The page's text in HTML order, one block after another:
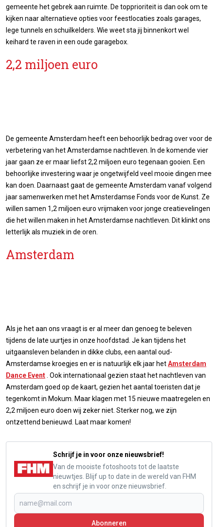
gemeente het gebrek aan ruimte. De topprioriteit is dan ook om te
kijken naar alternatieve opties voor feestlocaties zoals garages,
lege tunnels en schuilkelders. Wie weet sta jij binnenkort wel
keihard te raven in een oude garagebox.
2,2 miljoen euro
De gemeente Amsterdam heeft een behoorlijk bedrag over voor de
verbetering van het Amsterdamse nachtleven. In de komende vier
jaar gaan ze er maar liefst 2,2 miljoen euro tegenaan gooien. Een
behoorlijke investering waar je ongetwijfeld veel mooie dingen mee
kan doen. Daarnaast gaat de gemeente Amsterdam vanaf volgend
jaar samenwerken met het Amsterdamse Fonds voor de Kunst. Ze
willen samen 1,2 miljoen euro vrijmaken voor jonge creatievelingen
die het willen maken in het Amsterdamse nachtleven. Dit klinkt ons
letterlijk als muziek in de oren.
Amsterdam
Als je het aan ons vraagt is er al meer dan genoeg te beleven
tijdens de late uurtjes in onze hoofdstad. Je kan tijdens het
uitgaansleven belanden in dikke clubs, een aantal oud-
Amsterdamse kroegjes en er is natuurlijk elk jaar hetAmsterdam
Dance Event . Ook internationaal gezien staat het nachtleven van
Amsterdam goed op de kaart, gezien het aantal toeristen dat je
tegenkomt in Mokum. Maar klagen met 15 nieuwe maatregelen en
2,2 miljoen euro doen wij zeker niet. Sterker nog, we zijn
ontzettend benieuwd. Laat maar komen!
Schrijf je in voor onze nieuwsbrief!
Van de mooiste fotoshoots tot de laatste
nieuwtjes. Blijf up to date in de wereld van FHM
en schrijf je in voor onze nieuwsbrief.
Abonneren